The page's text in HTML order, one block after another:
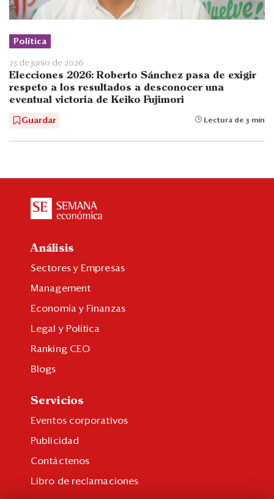
Política
23 de junio de 2026
Elecciones 2026: Roberto Sánchez pasa de exigir
respeto a los resultados a desconocer una
eventual victoria de Keiko Fujimori
Guardar Lectura de 3 min
Análisis
Sectores y Empresas
Management
Economía y Finanzas
Legal y Política
Ranking CEO
Blogs
Servicios
Eventos corporativos
Publicidad
Contáctenos
Libro de reclamaciones